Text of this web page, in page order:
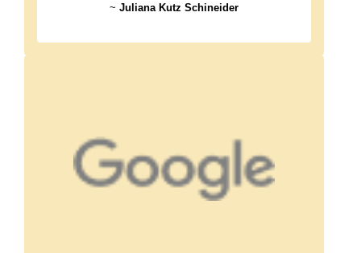
~ Juliana Kutz Schineider